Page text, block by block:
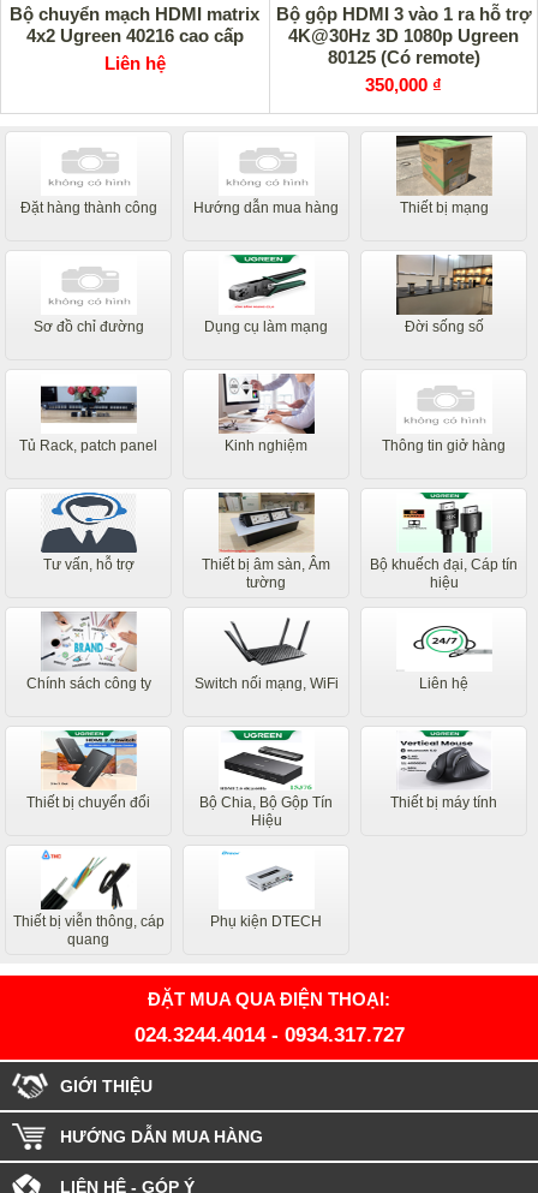
Bộ chuyển mạch HDMI matrix
4x2 Ugreen 40216 cao cấp
Liên hệ
Bộ gộp HDMI 3 vào 1 ra hỗ trợ
4K@30Hz 3D 1080p Ugreen
80125 (Có remote)
350,000 ₫
Đặt hàng thành công Hướng dẫn mua hàng Thiết bị mạng
Sơ đồ chỉ đường Dụng cụ làm mạng Đời sống số
Tủ Rack, patch panel Kinh nghiệm Thông tin giở hàng
Tư vấn, hỗ trợ
Thiết bị âm sàn, Âm
tường
Bộ khuếch đại, Cáp tín
hiệu
Chính sách công ty Switch nối mạng, WiFi Liên hệ
Thiết bị chuyển đổi
Bộ Chia, Bộ Gộp Tín
Hiệu
Thiết bị máy tính
Thiết bị viễn thông, cáp
quang
Phụ kiện DTECH
ĐẶT MUA QUA ĐIỆN THOẠI:
024.3244.4014- 0934.317.727
GIỚI THIỆU
HƯỚNG DẪN MUA HÀNG
LIÊN HỆ - GÓP Ý